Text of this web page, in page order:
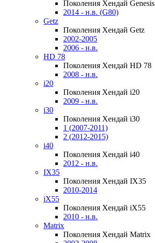
Поколения Хендай Genesis
2014 - н.в. (G80)
Getz
Поколения Хендай Getz
2002-2005
2006 - н.в.
HD 78
Поколения Хендай HD 78
2008 - н.в.
i20
Поколения Хендай i20
2009 - н.в.
i30
Поколения Хендай i30
1 (2007-2011)
2 (2012-2015)
i40
Поколения Хендай i40
2012 - н.в.
IX35
Поколения Хендай IX35
2010-2014
iX55
Поколения Хендай iX55
2010 - н.в.
Matrix
Поколения Хендай Matrix